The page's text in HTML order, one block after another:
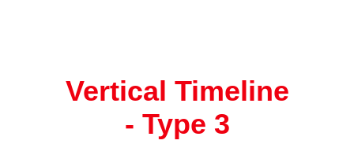
Vertical Timeline
- Type 3